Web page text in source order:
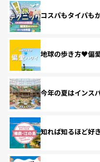
コスパもタイパも
地球の歩き方♥偏
今年の夏はインス
知れば知るほど好